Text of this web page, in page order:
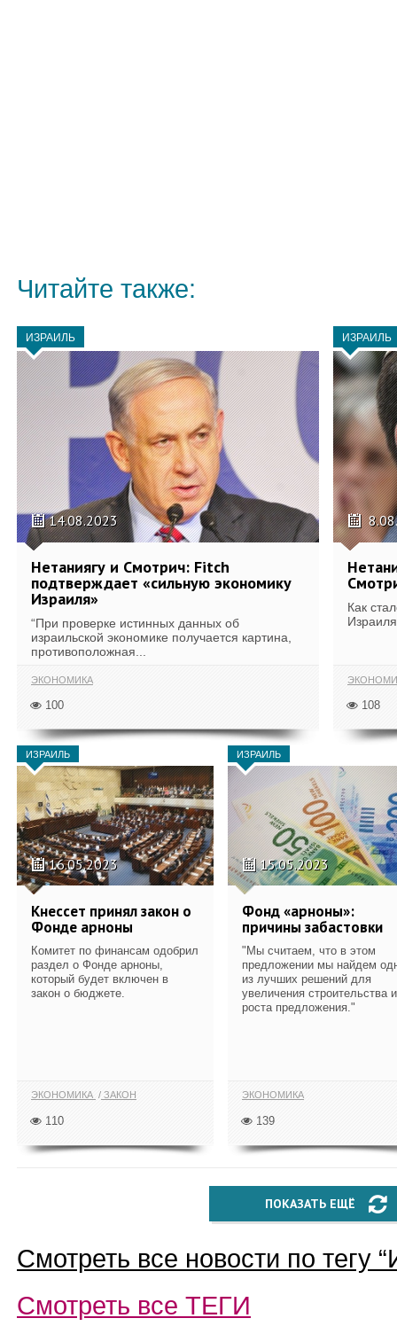
Читайте также:
ИЗРАИЛЬ
14.08.2023
Нетаниягу и Смотрич: Fitch
подтверждает «сильную экономику
Израиля»
“При проверке истинных данных об
израильской экономике получается картина,
противоположная...
ЭКОНОМИКА
100
ИЗРАИЛЬ
Как
108
ИЗРАИЛЬ
16.05.2023
Кнессет принял закон о
Фонде арноны
Комитет по финансам одобрил
раздел о Фонде арноны,
который будет включен в
закон о бюджете.
ЭКОНОМИКА ЗАКОН
110
ИЗРАИЛЬ
15.05.2023
Фонд «арноны»:
причины забастовки
"Мы считаем, что в этом
предложении мы найдем
из лучших решений для
увеличения строительства и
роста предложения."
ЭКОНОМИКА
139
ПОКАЗАТЬ ЕЩЁ
Смотреть все новости по тегу “
Смотреть все ТЕГИ